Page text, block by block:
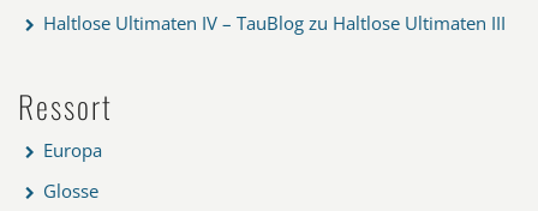
Haltlose Ultimaten IV – TauBlog zu Haltlose Ultimaten III
Ressort
Europa
Glosse